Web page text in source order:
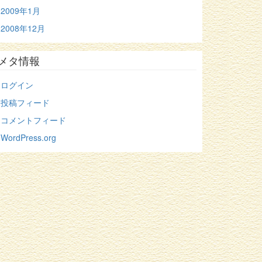
2009年1月
2008年12月
タ情報
ログイン
投稿フィード
コメントフィード
WordPress.org